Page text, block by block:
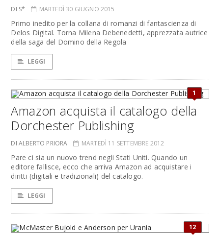
DI S* MARTEDÌ 30 GIUGNO 2015
Primo inedito per la collana di romanzi di fantascienza di
Delos Digital. Torna Milena Debenedetti, apprezzata autrice
della saga del Domino della Regola
LEGGI
1
Amazon acquista il catalogo della
Dorchester Publishing
DI ALBERTO PRIORA MARTEDÌ 11 SETTEMBRE 2012
Pare ci sia un nuovo trend negli Stati Uniti. Quando un
editore fallisce, ecco che arriva Amazon ad acquistare i
diritti (digitali e tradizionali) del catalogo.
LEGGI
12